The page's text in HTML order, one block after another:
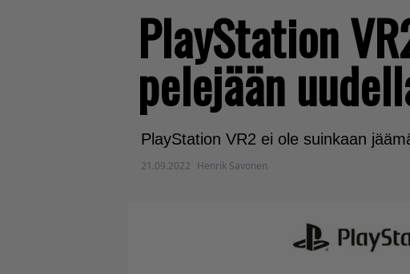
PlayStation
pelejään
PlayStation VR2 ei ole suinkaan
21.09.2022 Henrik Savonen